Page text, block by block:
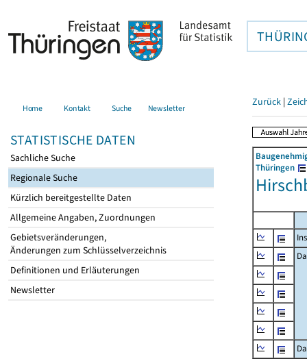
Home Kontakt Suche Newsletter
STATISTISCHE DATEN
Sachliche Suche
Regionale Suche
Kürzlich bereitgestellte Daten
Allgemeine Angaben, Zuordnungen
Gebietsveränderungen,
Änderungen zum Schlüsselverzeichnis
Definitionen und Erläuterungen
Newsletter
Zurück |
Thüringen